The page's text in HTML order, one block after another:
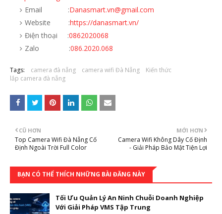
Email :Danasmart.vn@gmail.com
Website :https://danasmart.vn/
Điện thoại :0862020068
Zalo :086.2020.068
Tags: camera đà nẵng camera wifi Đà Nẵng
Kiến thức
lắp camera đà nẵng
MỚI HƠN
Camera Wifi Không Dây Cố Định
- Giải Pháp Bảo Mật Tiện Lợi
CŨ HƠN
Top Camera Wifi Đà Nẵng Cố
Định Ngoài Trời Full Color
BẠN CÓ THỂ THÍCH NHỮNG BÀI ĐĂNG NÀY
Tối Ưu Quản Lý An Ninh Chuỗi Doanh Nghiệp
Với Giải Pháp VMS Tập Trung